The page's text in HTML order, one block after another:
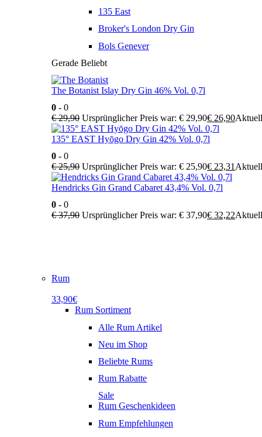
135 East
Broker's London Dry Gin
Bols Genever
Gerade Beliebt
The Botanist Islay Dry Gin 46% Vol. 0,7l
0 - 0
€29,90 Ursprünglicher Preis war: € 29,90€ 26,90
135° EAST Hyōgo Dry Gin 42% Vol. 0,7l
0 - 0
€25,90 Ursprünglicher Preis war: € 25,90€ 23,31
Hendricks Gin Grand Cabaret 43,4% Vol. 0,7l
0 - 0
€37,90 Ursprünglicher Preis war: € 37,90€ 32,22
Rum
33,90€
Rum Sortiment
Alle Rum Artikel
Neu im Shop
Beliebte Rums
Rum Rabatte
Sale
Rum Geschenkideen
Rum Empfehlungen